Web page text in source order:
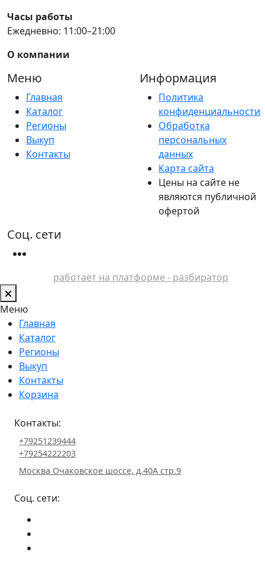
Часы работы
Ежедневно: 11:00–21:00
О компании
Меню
Главная
Каталог
Регионы
Выкуп
Контакты
Информация
Политика
конфиденциальности
Обработка
персональных
данных
Карта сайта
Цены на сайте не
являются публичной
офертой
Соц. сети
работает на платформе - разбиратор
Меню
Главная
Каталог
Регионы
Выкуп
Контакты
Корзина
Контакты:
+79251239444
+79254222203
Москва Очаковское шоссе, д.40А стр.9
Соц. сети: